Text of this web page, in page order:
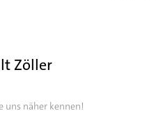
Zöller
uns näher kennen!